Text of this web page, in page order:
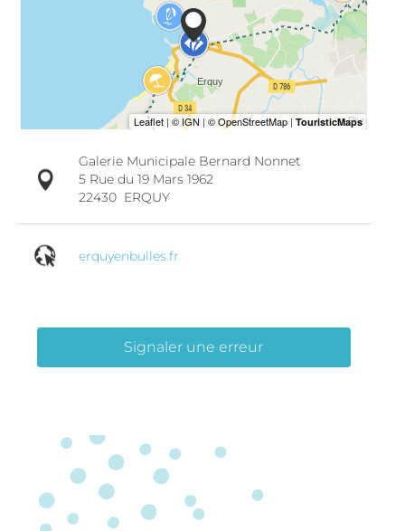
Galerie Municipale Bernard Nonnet
5 Rue du 19 Mars 1962
22430 ERQUY
erquyenbulles.fr
Signaler une erreur